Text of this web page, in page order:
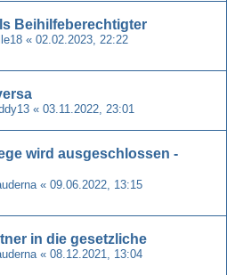
Beihilfeberechtigter
« 02.02.2023, 22:22
« 03.11.2022, 23:01
wird ausgeschlossen -
« 09.06.2022, 13:15
in die gesetzliche
« 08.12.2021, 13:04